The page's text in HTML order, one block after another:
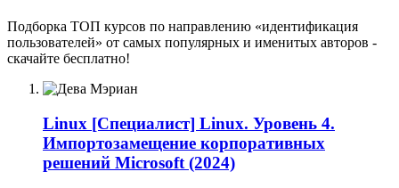
Подборка ТОП курсов по направлению «идентификация
пользователей» от самых популярных и именитых авторов -
скачайте бесплатно!
Linux [Специалист] Linux. Уровень 4.
Импортозамещение корпоративных
решений Microsoft (2024)